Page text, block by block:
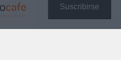
Suscribirse